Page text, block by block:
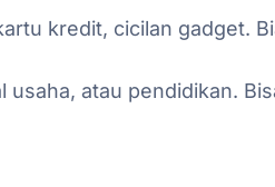
kredit, cicilan gadget.
usaha, atau pendidikan.